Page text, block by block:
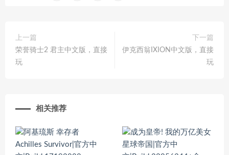
上一篇
荣誉骑士2 君主中文版，直接
玩
下一篇
伊克西翁IXION中文版，直接
玩
相关推荐